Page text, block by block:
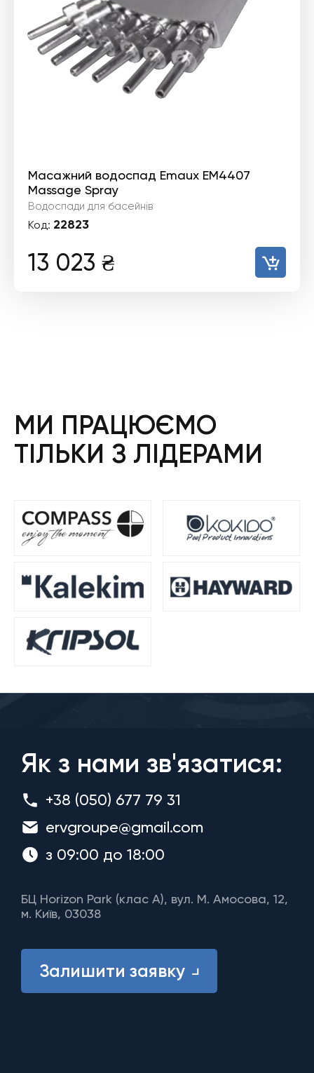
Масажний водоспад Emaux EM4407
Massage Spray
Водоспади для басейнів
Код: 22823
13 023 ₴
МИ ПРАЦЮЄМО
ТІЛЬКИ З ЛІДЕРАМИ
Як з нами зв'язатися:
+38 (050) 677 79 31
ervgroupe@gmail.com
з 09:00 до 18:00
БЦ Horizon Park (клас A), вул. М. Амосова, 12,
м. Київ, 03038
Залишити заявку